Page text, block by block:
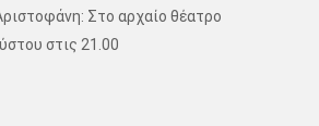
Στο αρχαίο θέατρο
στις 21.00